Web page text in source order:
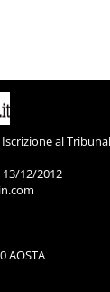
al
12/2012
AOSTA